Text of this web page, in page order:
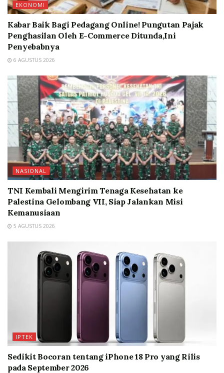
EKONOMI
Kabar Baik Bagi Pedagang Online! Pungutan Pajak
Penghasilan Oleh E-Commerce Ditunda,Ini
Penyebabnya
6 AGUSTUS 2026
NASIONAL
TNI Kembali Mengirim Tenaga Kesehatan ke
Palestina Gelombang VII, Siap Jalankan Misi
Kemanusiaan
5 AGUSTUS 2026
IPTEK
Sedikit Bocoran tentang iPhone 18 Pro yang Rilis
pada September 2026